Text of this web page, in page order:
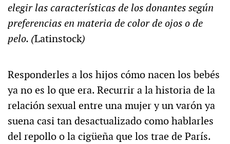
elegir las características de los donantes según
preferencias en materia de color de ojos o de
pelo. (Latinstock)
Responderles a los hijos cómo nacen los bebés
ya no es lo que era. Recurrir a la historia de la
relación sexual entre una mujer y un varón ya
suena casi tan desactualizado como hablarles
del repollo o la cigüeña que los trae de París.